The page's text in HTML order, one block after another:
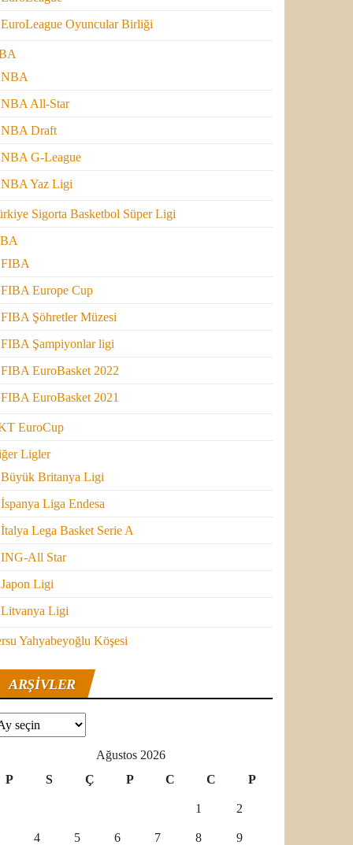
EuroLeague Oyuncular Birliği
NBA
NBA All-Star
NBA Draft
NBA G-League
NBA Yaz Ligi
Sigorta Basketbol Süper Ligi
FIBA
FIBA Europe Cup
FIBA Şöhretler Müzesi
FIBA Şampiyonlar ligi
FIBA EuroBasket 2022
FIBA EuroBasket 2021
EuroCup
Ligler
Büyük Britanya Ligi
İspanya Liga Endesa
İtalya Lega Basket Serie A
ING-All Star
Japon Ligi
Litvanya Ligi
Yahyabeyoğlu Köşesi
ARŞIVLER
Ağustos 2026
P
S Ç P C C P
1 2
4 5 6 7 8 9